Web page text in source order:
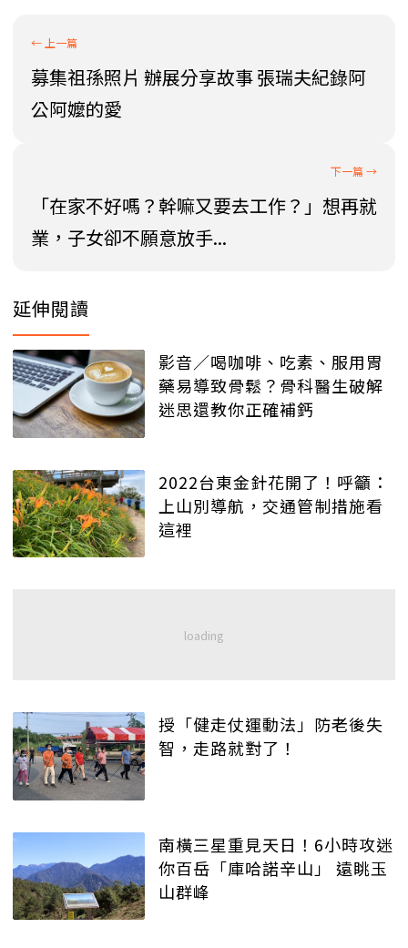
募集祖孫照片 辦展分享故事 張瑞夫紀錄阿
公阿嬤的愛
「在家不好嗎？幹嘛又要去工作？」想再就
業，子女卻不願意放手...
延伸閱讀
影音／喝咖啡、吃素、服用胃
藥易導致骨鬆？骨科醫生破解
迷思還教你正確補鈣
2022台東金針花開了！呼籲：
上山別導航，交通管制措施看
這裡
授「健走仗運動法」防老後失
智，走路就對了！
南橫三星重見天日！6小時攻迷
你百岳「庫哈諾辛山」 遠眺玉
山群峰